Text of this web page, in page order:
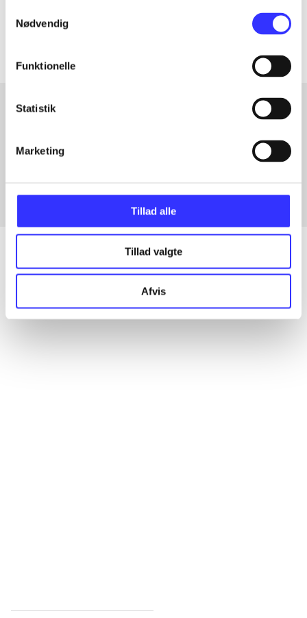
Nødvendig
Funktionelle
Statistik
Marketing
Tillad alle
Tillad valgte
Afvis
Artiklerne i
Fra
Alle registrerede artikler fordelt på udgivelser